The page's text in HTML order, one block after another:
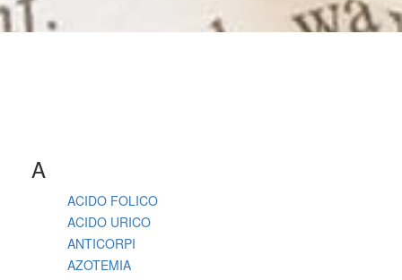
A
ACIDO FOLICO
ACIDO URICO
ANTICORPI
AZOTEMIA